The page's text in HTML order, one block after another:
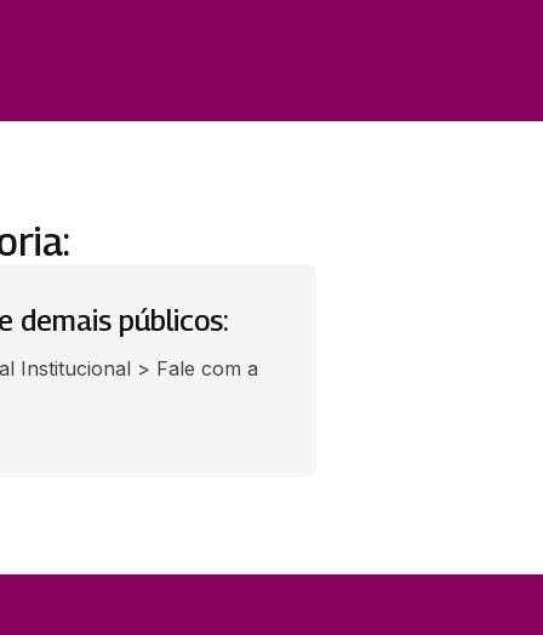
demais públicos:
Institucional > Fale com a